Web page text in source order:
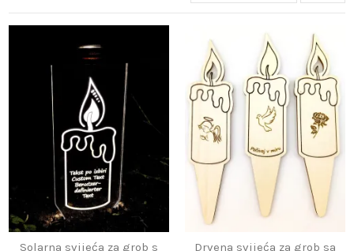
Solarna svijeća za grob s
Drvena svijeća za grob sa